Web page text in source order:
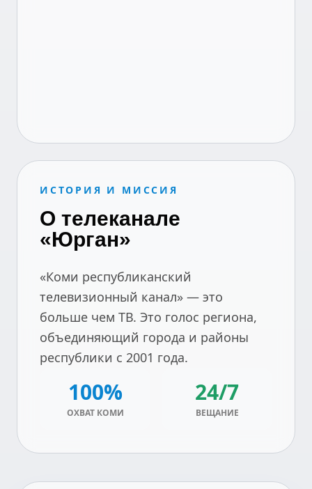
ИСТОРИЯ И МИССИЯ
О телеканале
«Юрган»
«Коми республиканский
телевизионный канал» — это
больше чем ТВ. Это голос региона,
объединяющий города и районы
республики с 2001 года.
100%
ОХВАТ КОМИ
24/7
ВЕЩАНИЕ